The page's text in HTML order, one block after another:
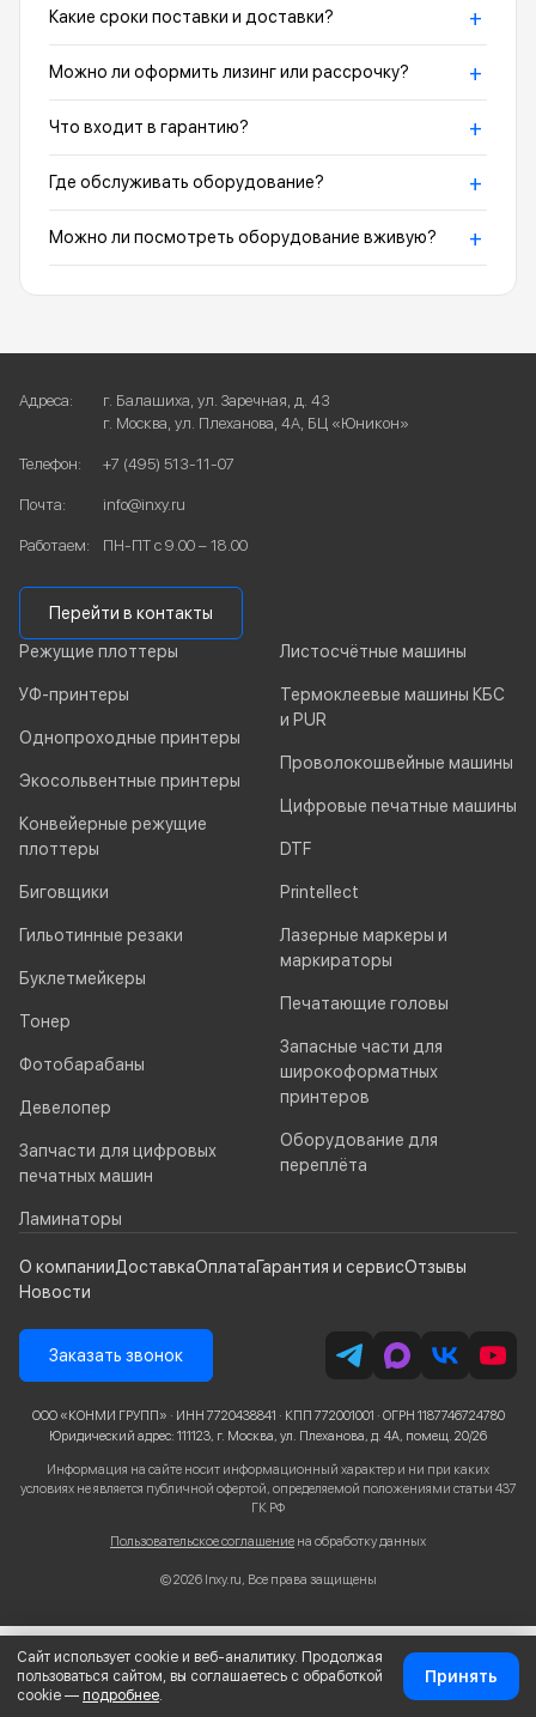
Какие сроки поставки и доставки? +
Можно ли оформить лизинг или рассрочку? +
Что входит в гарантию? +
Где обслуживать оборудование? +
Можно ли посмотреть оборудование вживую? +
Режущие плоттеры
УФ-принтеры
Однопроходные принтеры
Экосольвентные принтеры
Конвейерные режущие
плоттеры
Биговщики
Гильотинные резаки
Буклетмейкеры
Тонер
Фотобарабаны
Девелопер
Запчасти для цифровых
печатных машин
Ламинаторы
Листосчётные машины
Термоклеевые машины КБС
и PUR
Проволокошвейные машины
Цифровые печатные машины
DTF
Printellect
Лазерные маркеры и
маркираторы
Печатающие головы
Запасные части для
широкоформатных
принтеров
Оборудование для
переплёта
О компанииДоставкаОплатаГарантия и сервисОтзывы
Новости
Адреса:
г. Балашиха, ул. Заречная, д. 43
г. Москва, ул. Плеханова, 4А, БЦ «Юникон»
Телефон: +7 (495) 513-11-07
Почта: info@inxy.ru
Работаем: ПН-ПТ с 9.00 – 18.00
Перейти в контакты
Заказать звонок
ООО «КОНМИ ГРУПП» · ИНН 7720438841 · КПП 772001001 · ОГРН 1187746724780
Юридический адрес: 111123, г. Москва, ул. Плеханова, д. 4А, помещ. 20/26
Информация на сайте носит информационный характер и ни при каких
условиях не является публичной офертой, определяемой положениями статьи 437
ГК РФ
Пользовательское соглашение на обработку данных
© 2026 Inxy.ru, Все права защищены
Сайт использует cookie и веб-аналитику. Продолжая
пользоваться сайтом, вы соглашаетесь с обработкой
cookie — подробнее.
Принять